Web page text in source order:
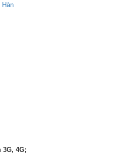
4G;